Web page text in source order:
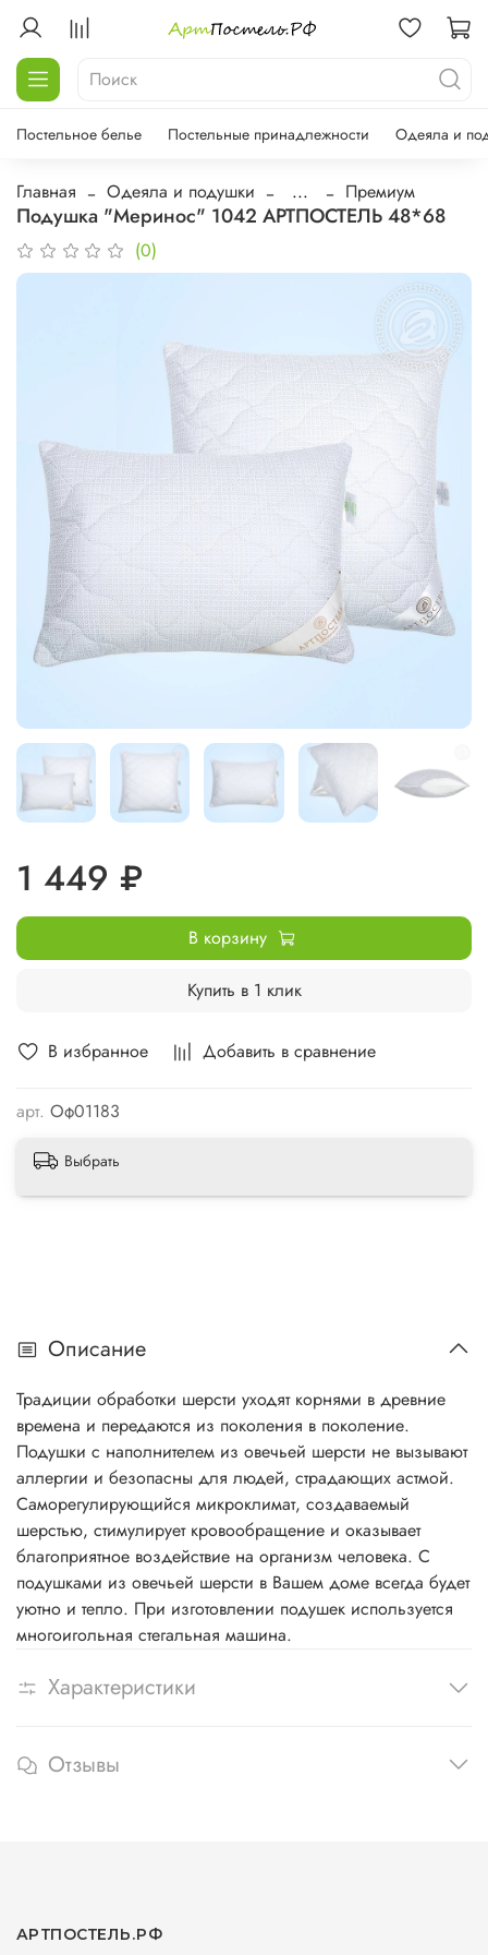
Постельное белье Постельные принадлежности Одеяла и
Главная Одеяла и подушки ... Премиум
Подушка "Меринос" 1042 АРТПОСТЕЛЬ 48*68
(0)
В избранное Добавить в сравнение
арт. Оф01183
1 449 ₽
В корзину
Купить в 1 клик
Выбрать
Описание
Традиции обработки шерсти уходят корнями в древние
времена и передаются из поколения в поколение.
Подушки с наполнителем из овечьей шерсти не вызывают
аллергии и безопасны для людей, страдающих астмой.
Саморегулирующийся микроклимат, создаваемый
шерстью, стимулирует кровообращение и оказывает
благоприятное воздействие на организм человека. С
подушками из овечьей шерсти в Вашем доме всегда будет
уютно и тепло. При изготовлении подушек используется
многоигольная стегальная машина.
Характеристики
Отзывы
АРТПОСТЕЛЬ.РФ